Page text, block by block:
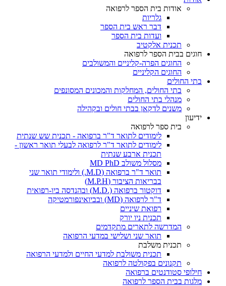
אודות בית הספר לרפואה
גלריות
דבר ראש בית הספר
ועדות בית הספר
תכנית אלקטיב
חוגים בבית הספר לרפואה
החוגים הפרה-קליניים והמשולבים
החוגים הקליניים
בתי החולים
בתי החולים, המחלקות והמכונים המסונפים
מנהלי בתי החולים
משנים לדקאן בבתי חולים ובקהילה
ידיעון
בית ספר לרפואה
לימודים לתואר ד"ר ברפואה - תכנית שש שנתית
לימודים לתואר ד"ר לרפואה לבעלי תואר ראשון -
תכנית ארבע שנתית
מסלול משולב MD PhD
תואר ד"ר ברפואה (M.D.) ולימודי תואר שני
בבריאות הציבור (M.P.H)
דוקטור ברפואה (.M.D) ובהנדסה ביו-רפואית
ד"ר לרפואה (MD) ובביואינפורמטיקה
רפואת שיניים
תכנית ניו יורק
המדרשה לתארים מתקדמים
תואר שני ושלישי במדעי הרפואה
תכנית משלבת
תכנית משולבת למדעי החיים ולמדעי הרפואה
תקנונים בפקולטה לרפואה
חילופי סטודנטים ברפואה
מלגות בבית הספר לרפואה